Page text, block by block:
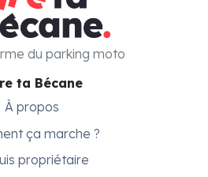
ta Bécane
À propos
ça marche ?
propriétaire
du parking moto